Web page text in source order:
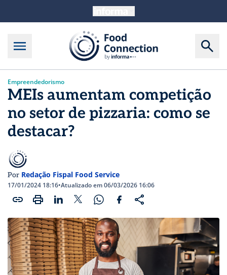
Empreendedorismo
MEIs aumentam competição
no setor de pizzaria: como se
destacar?
Por Redação Fispal Food Service
17/01/2024 18:16•Atualizado em 06/03/2026 16:06